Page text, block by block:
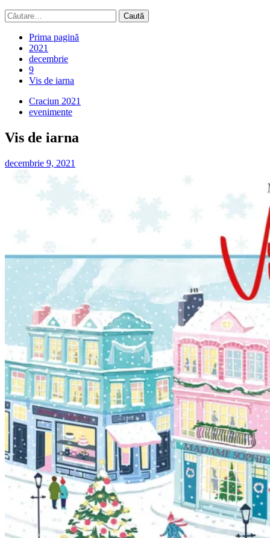
Caută
după:
Prima pagină
2021
decembrie
9
Vis de iarna
Craciun 2021
evenimente
Vis de iarna
decembrie 9, 2021